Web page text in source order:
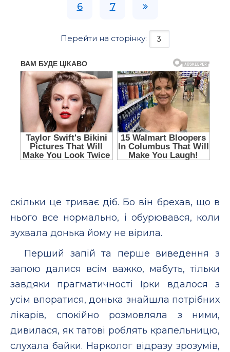
6 7
Перейти на сторінку:
скільки це триває діб. Бо він брехав, що в
нього все нормально, і обурювався, коли
зухвала донька йому не вірила.
Перший запій та перше виведення з
запою далися всім важко, мабуть, тільки
завдяки прагматичності Ірки вдалося з
усім впоратися, донька знайшла потрібних
лікарів, спокійно розмовляла з ними,
дивилася, як татові роблять крапельницю,
слухала байки. Нарколог відразу зрозумів,